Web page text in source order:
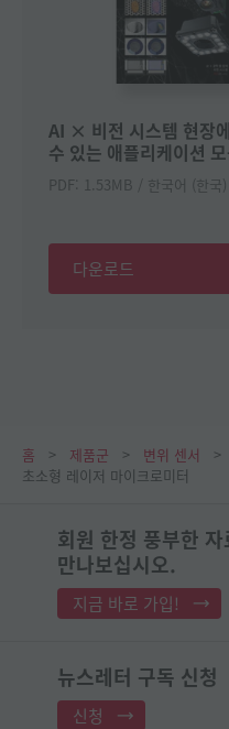
AI × 비전 시스템 현장
수 있는 애플리케이션
PDF: 1.53MB / 한국어 (한국)
다운로드
홈 제품군 변위 센서
초소형 레이저 마이크로미터
회원 한정 풍부한 자
만나보십시오.
지금 바로 가입!
뉴스레터 구독 신청
신청